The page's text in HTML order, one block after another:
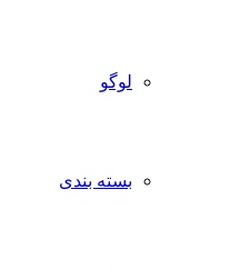
بسته بندی